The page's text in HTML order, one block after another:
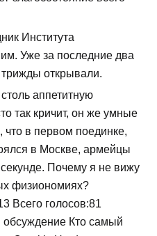
Института
Уже за последние два
открывали.
аппетитную
так кричит, он же умные
в первом поединке,
в Москве, армейцы
Почему я не вижу
физиономиях?
Всего голосов:81
обсуждение Кто самый